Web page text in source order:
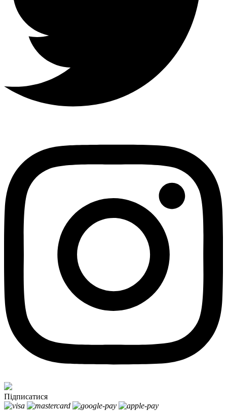
Підписатися